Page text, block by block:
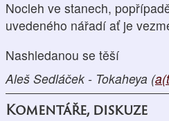
Nocleh ve stanech,
uvedeného nářadí ať je
Nashledanou se těší
Aleš Sedláček - Tokaheya (
Komentáře, diskuze